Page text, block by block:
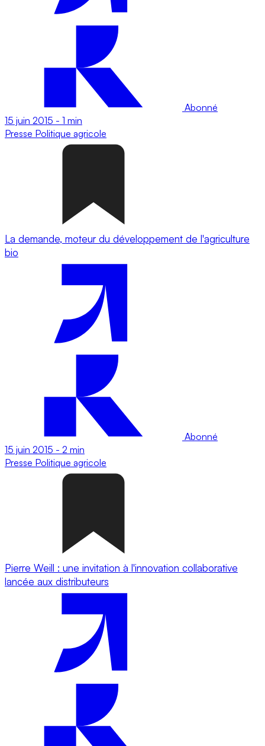
Abonné
15 juin 2015 - 1 min
Presse Politique agricole
La demande, moteur du développement de l'agriculture
bio
Abonné
15 juin 2015 - 2 min
Presse Politique agricole
Pierre Weill : une invitation à l'innovation collaborative
lancée aux distributeurs